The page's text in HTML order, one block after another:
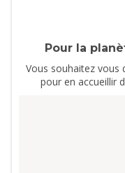
Pour la
Vous souhaitez vous
pour en accueillir